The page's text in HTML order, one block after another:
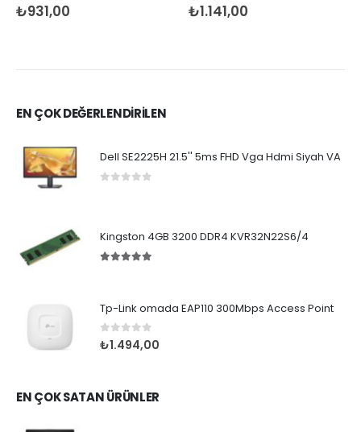
4.505 üzerinden
₺931,00 5.00 5 üzerinden
₺1.141,00
EN ÇOK DEĞERLENDİRİLEN
Dell SE2225H 21.5'' 5ms FHD Vga Hdmi Siyah VA
Kingston 4GB 3200 DDR4 KVR32N22S6/4
Tp-Link omada EAP110 300Mbps Access Point
0 5 üzerinden
₺1.494,00
EN ÇOK SATAN ÜRÜNLER